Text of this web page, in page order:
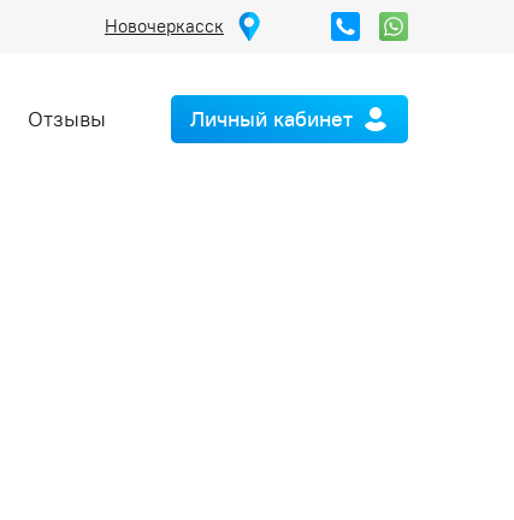
Новочеркасск
Отзывы Личный кабинет